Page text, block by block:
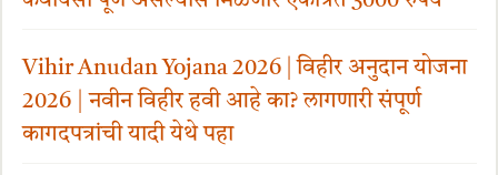
Vihir Anudan Yojana 2026 | विहीर अनुदान योजना
2026 | नवीन विहीर हवी आहे का? लागणारी संपूर्ण
कागदपत्रांची यादी येथे पहा